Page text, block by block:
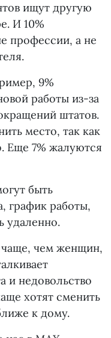
ищут другую
И 10%
профессии, а не
9%
работы из-за
штатов.
место, так как
Еще 7% жалуются
быть
график работы,
удаленно.
чем женщин,
и недовольство
хотят сменить
к дому.